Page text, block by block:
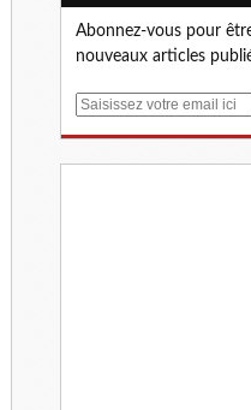
Abonnez-vous pour
nouveaux articles
E